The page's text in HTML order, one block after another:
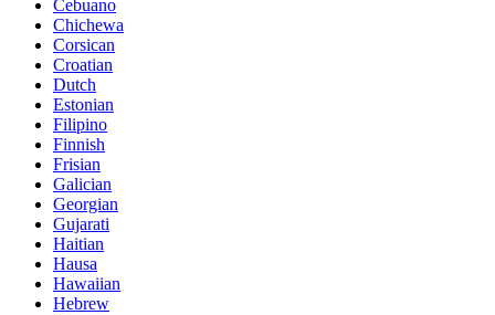
Cebuano
Chichewa
Corsican
Croatian
Dutch
Estonian
Filipino
Finnish
Frisian
Galician
Georgian
Gujarati
Haitian
Hausa
Hawaiian
Hebrew